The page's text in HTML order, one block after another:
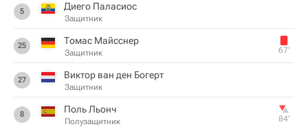
5 Диего Паласиос
Защитник
25 Томас Майсснер
Защитник 67‎’‎
27 Виктор ван ден Богерт
Защитник
8 Поль Льонч
Полузащитник 84‎’‎